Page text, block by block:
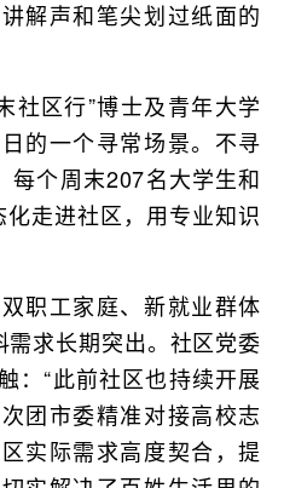
解声和笔尖划过纸面的
社区行”博士及青年大学
的一个寻常场景。不寻
每个周末207名大学生和
走进社区，用专业知识
职工家庭、新就业群体
需求长期突出。社区党委
：“此前社区也持续开展
团市委精准对接高校志
实际需求高度契合，提